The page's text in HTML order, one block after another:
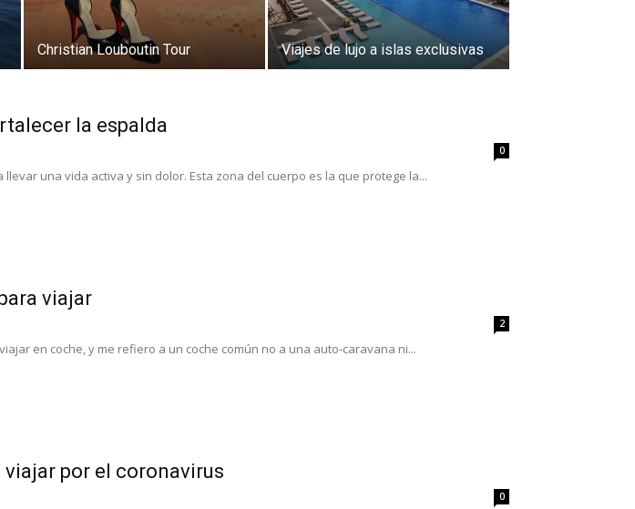
Christian Louboutin Tour Viajes de lujo a islas exclusivas
la espalda
0
una vida activa y sin dolor. Esta zona del cuerpo es la que protege la...
viajar
2
en coche, y me refiero a un coche común no a una auto-caravana ni...
por el coronavirus
0